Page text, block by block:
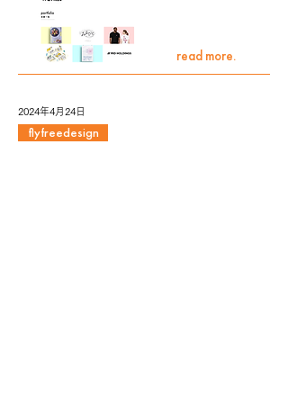
read more.
2024年4月24日
flyfreedesign